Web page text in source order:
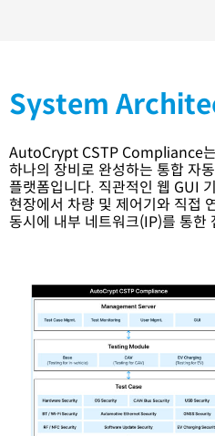
System
AutoCrypt CSTP Compliance는
하나의 장비로 완성하는 통합 자
플랫폼입니다. 직관적인 웹 GUI
현장에서 차량 및 제어기와 직접
동시에 내부 네트워크(IP)를 통한